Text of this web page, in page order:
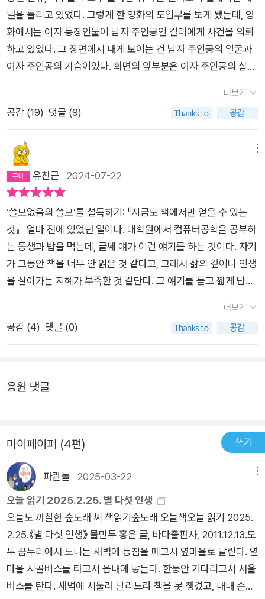
널을 돌리고 있었다. 그렇게 한 영화의 도입부를 보게 됐는데, 영
화에서는 여자 등장인물이 남자 주인공인 킬러에게 사건을 의뢰
하고 있었다. 그 장면에서 내게 보이는 건 남자 주인공의 얼굴과
여자 주인공의 가슴이었다. 화면의 앞부분은 여자 주인공의 살짝
는 남자주인공이 여자등장인물의 이야기에 귀를 기울인다는 걸
보여주려는 것 같았지만, 그걸 빙자해 시선을 여자의 가슴에 고정
시키려는 게 느껴졌다. 그게 너무 불쾌했다. 보다말고 이 장면에
서 내가 느끼는 불쾌함에 대해 설명해줄 책이 있지 않을까, 싶어
나는 영화보기를 멈추고 내 책장 앞으로 가 섰다. 지금의 내 기분
을 적절하게 표현해준 어떤 책이 내 책장 안에 있을 것이다, 나는
게 꺼낸 책은 '박정자'의 [시선은 권력이다] 였고 바로 그 자리에
서 읽기 시작했다. 책은 내가 기대한 내용은 아니었지만, 그러나
생각하지 못했던 참신한 내용이어서 아주 재미있게 읽었고 또 생
각해보지 못한 다른 관점을 보여주어 밑줄도 그어가면서 읽었다.
기대한 걸 얻진 못했지만 얻을거라 생각하지 못했던 걸 얻었던 셈
이다. 책을 읽으면서 독자가 저자의 생각에 온전히 동의하는 일이
얼마나 될까? 어느 정도 공감하더라도 또 어느 부분에서는 나랑
자로서 저자의 생각에 백프로 동의했다. 이 책의 처음부터 끝까지
우 적다고 하지만, 그러나 사람들이 읽기 자체와 멀어진 것은 아
니며, 오히려 SNS나 유튜브, 인터넷의 기사등을 통해 읽기 자체
는 더 늘었다는 사실부터 얘기한다. 그런데 독자가 읽기를 원하는
건 양질의 글이라는 당연한 사실도. 대충 훑고 읽다 말게 되는 이
유는 수없이 만나게 되는 텍스트들이 모두 이 글과 저 글의 짜집
기이며 그로 인해 글이 담고 있는 정보의 질이 현저히 떨어지기
때문이라는 거다. 정보의 홍수 시대를 살고 있다고 하지만, 거기
에 정말로 내가 가져갈 수 있는 진짜 정보는 얼마나 되는가. 정보
면에서도 그리고 지식 면에서도 저자가 연구하고 조사하고 깊이
더보기
공감 (19) 댓글 (9)
유찬근 2024-07-22
‘쓸모없음의 쓸모’를 설득하기: 『지금도 책에서만 얻을 수 있는
것』 얼마 전에 있었던 일이다. 대학원에서 컴퓨터공학을 공부하
는 동생과 밥을 먹는데, 글쎄 얘가 이런 얘기를 하는 것이다. 자기
가 그동안 책을 너무 안 읽은 것 같다고, 그래서 삶의 깊이나 인생
을 살아가는 지혜가 부족한 것 같단다. 그 얘기를 듣고 짧게 답해
읽는 축에 들 텐데, 내가 지혜롭거나 깊이를 갖춘 사람처럼 보이
냐고. 그러자 동생은 “아!” 하고 감탄인지 한탄인지 모를 말을 내
리나 인간이 갖춰야 할 필수적인 덕목이 될 수 없다고 생각한다.
비관적이고, 침울한 사람에 가깝다. 내게 책 읽기란 말 그대로 ‘배
운 도둑질’이 이것밖에 없어서 어쩔 수 없이 하는 일이다. 막말로
내가 다른 좋은 취미, 가령 공연 관람이나 스트릿 댄스를 좋아했
다면 지금보다 훨씬 밝고 건강한 사람이 되지 않았을까 종종 생각
한다. 말이 나왔으니 하는 얘기지만, 어쩌면 우리가 던져야 할
질문은 “사람들이 왜 책을 읽지 않는가?”가 아니라 “왜 지금까지
사람들이 꼭 책을 읽어야 한다고 생각했나?”일지도 모른다. 다들
책 좀 읽으라는 잔소리는 많이 들어보았겠지만 유튜브 좀 보라는
잔소리는 들어본 적 없지 않은가. 책보다 유튜브가 못할 건 없다.
적어도 요즘 사람들은 그렇게 생각할 것이다. 사람들이 책을 읽지
더보기
공감 (4) 댓글 (0)
응원 댓글
마이페이퍼 (4편) 쓰기
파란놀 2025-03-22
오늘 읽기 2025.2.25. 별 다섯 인생
오늘도 까칠한 숲노래 씨 책읽기숲노래 오늘책오늘 읽기 2025.
2.25.《별 다섯 인생》 물만두 홍윤 글, 바다출판사, 2011.12.13.모
두 꿈누리에서 노니는 새벽에 등짐을 메고서 옆마을로 달린다. 옆
마을 시골버스를 타고서 읍내에 닿는다. 한동안 기다리고서 서울
버스를 탄다. 새벽에 서둘러 달리느라 책을 못 챙겼고, 내내 손글